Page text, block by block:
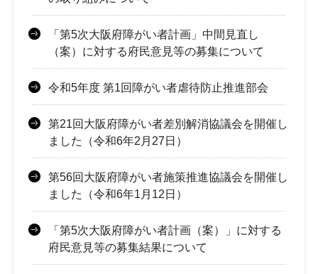
「第5次大阪府障がい者計画」中間見直し
（案）に対する府民意見等の募集について
令和5年度 第1回障がい者虐待防止推進部会
第21回大阪府障がい者差別解消協議会を開催し
ました（令和6年2月27日）
第56回大阪府障がい者施策推進協議会を開催し
ました（令和6年1月12日）
「第5次大阪府障がい者計画（案）」に対する
府民意見等の募集結果について